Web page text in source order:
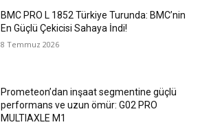
BMC PRO L 1852 Türkiye Turunda: BMC’nin
En Güçlü Çekicisi Sahaya İndi!
8 Temmuz 2026
Prometeon’dan inşaat segmentine güçlü
performans ve uzun ömür: G02 PRO
MULTIAXLE M1